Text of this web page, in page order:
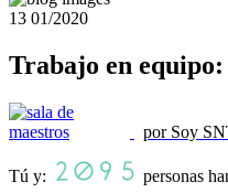
13 01/2020
Trabajo en equipo:
por Soy
Tú y: personas